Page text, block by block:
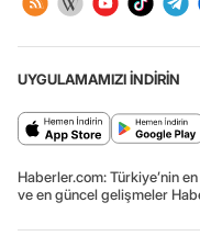
UYGULAMAMIZI İNDİRİN
Haberler.com: Türkiye’nin
ve en güncel gelişmeler